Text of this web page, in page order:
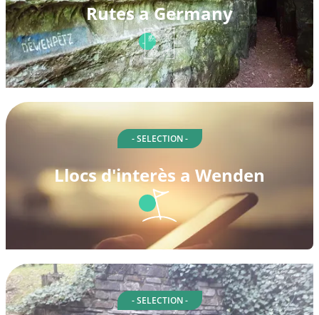
Rutes a Germany
- SELECTION -
Llocs d'interès a Wenden
- SELECTION -